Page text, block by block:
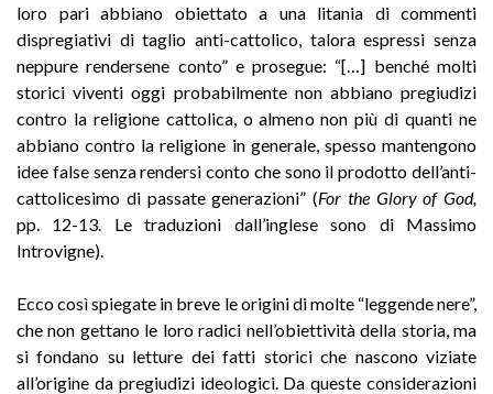
loro pari abbiano obiettato a una litania di commenti
dispregiativi di taglio anti-cattolico, talora espressi senza
neppure rendersene conto” e prosegue: “[…] benché molti
storici viventi oggi probabilmente non abbiano pregiudizi
contro la religione cattolica, o almeno non più di quanti ne
abbiano contro la religione in generale, spesso mantengono
idee false senza rendersi conto che sono il prodotto dell’anti-
cattolicesimo di passate generazioni” (For the Glory of God,
pp. 12-13. Le traduzioni dall’inglese sono di Massimo
Introvigne).
Ecco così spiegate in breve le origini di molte “leggende nere”,
che non gettano le loro radici nell’obiettività della storia, ma
si fondano su letture dei fatti storici che nascono viziate
all’origine da pregiudizi ideologici. Da queste considerazioni